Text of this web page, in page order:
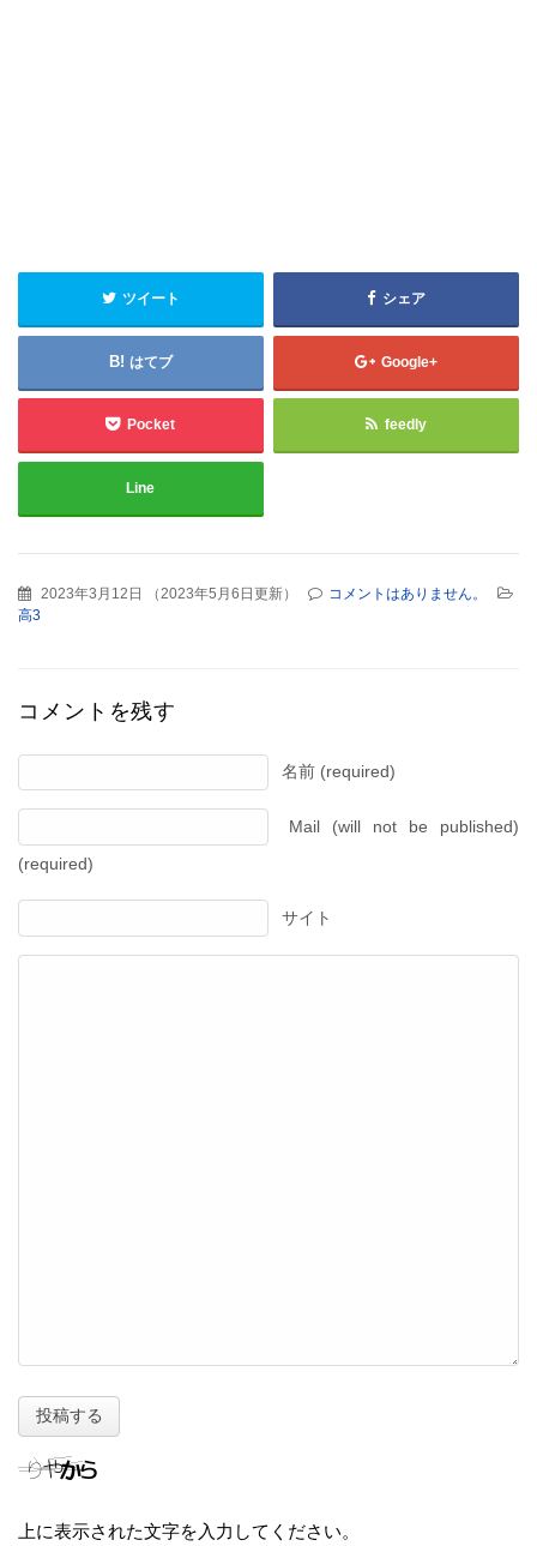
ツイート シェア
はてブ Google+
Pocket feedly
Line
2023年3月12日 （2023年5月6日更新）
コメントはありません。
高3
コメントを残す
名前 (required)
Mail (will not be published)
(required)
サイト
上に表示された文字を入力してください。